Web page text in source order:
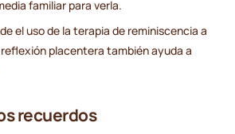
familiar para verla.
el uso de la terapia de reminiscencia a
placentera también ayuda a
recuerdos